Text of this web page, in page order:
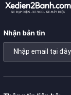
Nhận bản tin